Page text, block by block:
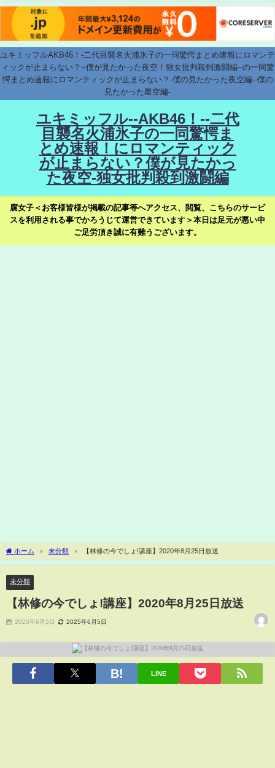
ユキミッフルAKB46！-二代目襲名火浦氷子の一同驚愕まとめ速報にロマンテ
ィックが止まらない？--僕が見たかった夜空！独女批判殺到激闘編--の一同驚
愕まとめ速報にロマンティックが止まらない？-僕の見たかった夜空編--僕の
見たかった星空編-
ユキミッフル--AKB46！--二代
目襲名火浦氷子の一同驚愕ま
とめ速報！にロマンティック
が止まらない？僕が見たかっ
た夜空-独女批判殺到激闘編
腐女子＜お客様皆様が掲載の記事等へアクセス、閲覧、こちらのサービ
スを利用される事でかろうじて運営できています＞本日は足元が悪い中
ご足労頂き誠に有難うございます。
ホーム 未分類 【林修の今でしょ!講座】2020年8月25日放送
未分類
【林修の今でしょ!講座】2020年8月25日放送
2025年6月5日 2025年6月5日
LINE